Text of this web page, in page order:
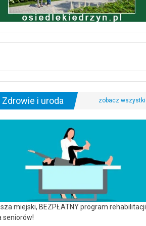
Zdrowie i uroda
miejski, BEZPŁATNY program rehabilitacji
seniorów!